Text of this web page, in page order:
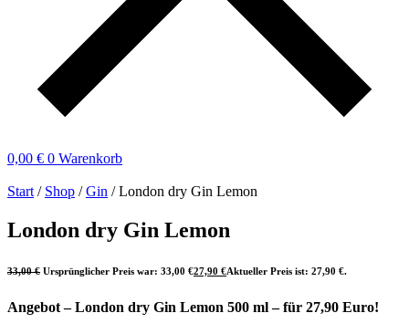
0,00 € 0 Warenkorb
Start / Shop /Gin / London dry Gin Lemon
London dry Gin Lemon
33,00€ Ursprünglicher Preis war: 33,00 €27,90 €Aktueller Preis ist: 27,90 €.
Angebot – London dry Gin Lemon 500 ml – für 27,90 Euro!